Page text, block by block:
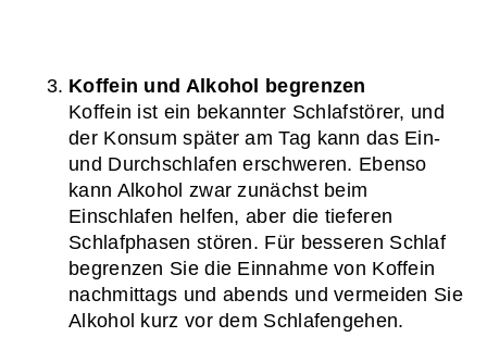
Koffein und Alkohol begrenzen
Koffein ist ein bekannter Schlafstörer, und
der Konsum später am Tag kann das Ein-
und Durchschlafen erschweren. Ebenso
kann Alkohol zwar zunächst beim
Einschlafen helfen, aber die tieferen
Schlafphasen stören. Für besseren Schlaf
begrenzen Sie die Einnahme von Koffein
nachmittags und abends und vermeiden Sie
Alkohol kurz vor dem Schlafengehen.